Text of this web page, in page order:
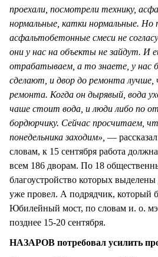
проехали, посмотрели технику,
нормальные, катки нормальные. Но
асфальтобетонные смеси не
они у нас на объекты не зайдут. И
отрабатываем, а то знаете, у нас
сделают, и двор до ремонта лучше,
ремонта. Когда он дырявый, вода
чаше стоит вода, и люди либо по
бордюрчику. Сейчас просчитаем,
понедельника заходим», —
словам, к 15 сентября работа
всем 186 дворам. По 18
благоустройство которых выделены
уже провел. А подрядчик, который
Юбилейный мост, по словам и. о.
позднее 15-20 сентября.
НАЗАРОВ потребовал усилить